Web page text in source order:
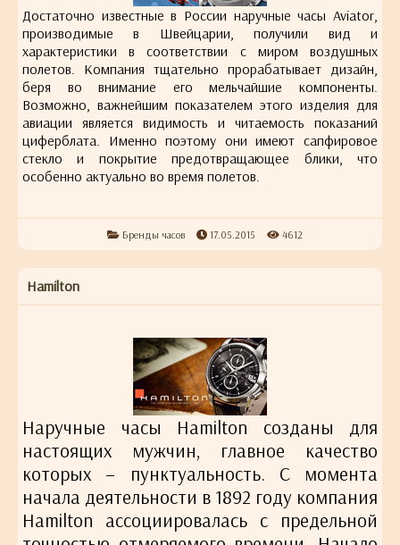
Достаточно известные в России наручные часы Aviator,
производимые в Швейцарии, получили вид и
характеристики в соответствии с миром воздушных
полетов. Компания тщательно прорабатывает дизайн,
беря во внимание его мельчайшие компоненты.
Возможно, важнейшим показателем этого изделия для
авиации является видимость и читаемость показаний
циферблата. Именно поэтому они имеют сапфировое
стекло и покрытие предотвращающее блики, что
особенно актуально во время полетов.
Бренды часов 17.05.2015 4612
Hamilton
Наручные часы Hamilton созданы для
настоящих мужчин, главное качество
которых – пунктуальность. С момента
начала деятельности в 1892 году компания
Hamilton ассоциировалась с предельной